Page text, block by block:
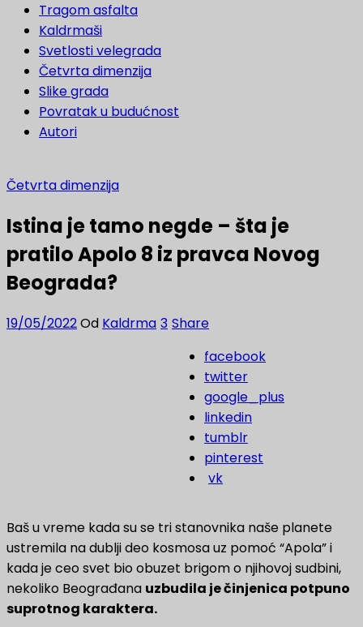
Tragom asfalta
Kaldrmaši
Svetlosti velegrada
Četvrta dimenzija
Slike grada
Povratak u budućnost
Autori
Četvrta dimenzija
Istina je tamo negde – šta je
pratilo Apolo 8 iz pravca Novog
Beograda?
19/05/2022Od Kaldrma 3 Share
facebook
twitter
google_plus
linkedin
tumblr
pinterest
vk
Baš u vreme kada su se tri stanovnika naše planete
ustremila na dublji deo kosmosa uz pomoć “Apola” i
kada je ceo svet bio obuzet brigom o njihovoj sudbini,
nekoliko Beograđana uzbudila je činjenica potpuno
suprotnog karaktera.